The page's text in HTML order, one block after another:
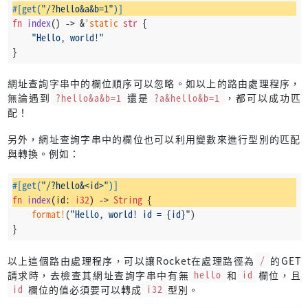
#[get("/?hello&a&b=1")]
fn index() -> &'static str {
"Hello, world!"
}
網址查詢字串中的欄位順序可以忽略。如以上的路由處理程序，
無論遇到 ?hello&a&b=1 還是 ?a&hello&b=1
，都可以成功匹
配！
另外，網址查詢字串中的欄位也可以利用變數來進行型別的匹配
與轉換。例如：
#[get("/?hello&<id>")]
fn index(id: i32) -> String {
format! ("Hello, world! id = {id}")
}
以上這個路由處理程序，可以讓Rocket在處理路徑為 / 的GET
請求時，去檢查其網址查詢字串中有無 hello 和 id 欄位，且
id 欄位的值必須要可以轉成 i32 型別。